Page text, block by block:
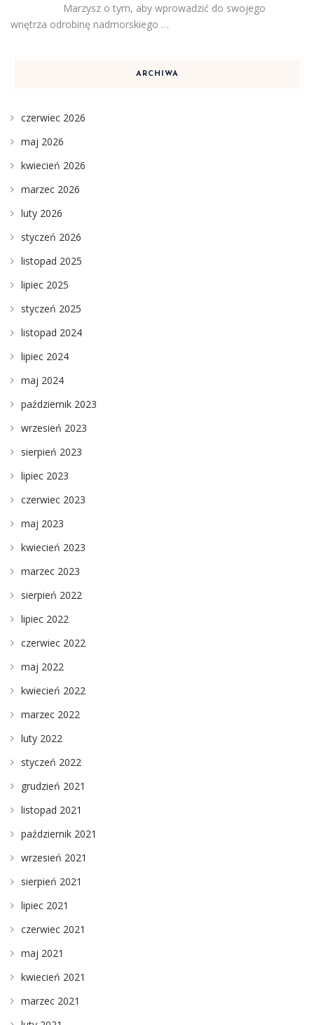
Marzysz o tym, aby wprowadzić do swojego
wnętrza odrobinę nadmorskiego …
ARCHIWA
czerwiec 2026
maj 2026
kwiecień 2026
marzec 2026
luty 2026
styczeń 2026
listopad 2025
lipiec 2025
styczeń 2025
listopad 2024
lipiec 2024
maj 2024
październik 2023
wrzesień 2023
sierpień 2023
lipiec 2023
czerwiec 2023
maj 2023
kwiecień 2023
marzec 2023
sierpień 2022
lipiec 2022
czerwiec 2022
maj 2022
kwiecień 2022
marzec 2022
luty 2022
styczeń 2022
grudzień 2021
listopad 2021
październik 2021
wrzesień 2021
sierpień 2021
lipiec 2021
czerwiec 2021
maj 2021
kwiecień 2021
marzec 2021